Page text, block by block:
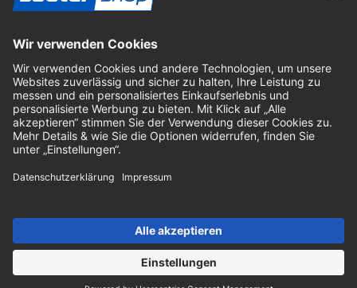
Impressum
AGB
Datenschutz
Cookie-Einstellungen
© 2026 sauter GmbH
* kostenloser Versand ab 150 Euro Bestellwert innerhalb
Deutschlands für die Standard-Paketgrößen - ausgenommen
Sperrgut und Fracht
In Abh. des Lieferlandes kann die MwSt. an der Kasse variieren.